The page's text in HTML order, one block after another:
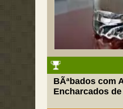
BÃªbados com
Encharcados